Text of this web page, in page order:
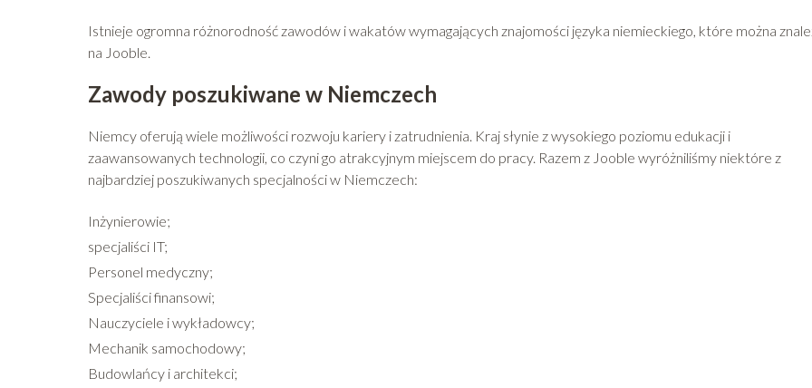
Istnieje ogromna różnorodność zawodów i wakatów wymagających znajomości języka niemieckiego, które można
na Jooble.
Zawody poszukiwane w Niemczech
Niemcy oferują wiele możliwości rozwoju kariery i zatrudnienia. Kraj słynie z wysokiego poziomu edukacji i
zaawansowanych technologii, co czyni go atrakcyjnym miejscem do pracy. Razem z Jooble wyróżniliśmy niektóre z
najbardziej poszukiwanych specjalności w Niemczech:
Inżynierowie;
specjaliści IT;
Personel medyczny;
Specjaliści finansowi;
Nauczyciele i wykładowcy;
Mechanik samochodowy;
Budowlańcy i architekci;